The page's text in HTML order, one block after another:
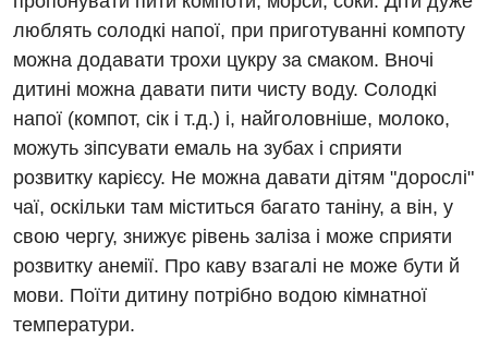
Андрологія
Безоплатні послуги
Вакцинація
Відділення інтенсивної терапії
Відділення кардіосудинної патології та неврології
Відділення невідкладних станів
Гастроентерологія
Урологічне відділення
Хірургічне відділення
Швидка медична допомога
люблять солодкі напої, при приготуванні компоту
можна додавати трохи цукру за смаком. Вночі
дитині можна давати пити чисту воду. Солодкі
напої (компот, сік і т.д.) і, найголовніше, молоко,
можуть зіпсувати емаль на зубах і сприяти
розвитку карієсу. Не можна давати дітям "дорослі"
чаї, оскільки там міститься багато таніну, а він, у
свою чергу, знижує рівень заліза і може сприяти
розвитку анемії. Про каву взагалі не може бути й
мови. Поїти дитину потрібно водою кімнатної
температури.